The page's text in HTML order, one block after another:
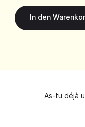
As-tu déjà